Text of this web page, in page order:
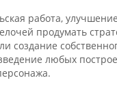
работа,
продумать
создание
любых